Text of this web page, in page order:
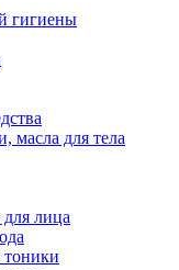
гигиены
масла для тела
лица